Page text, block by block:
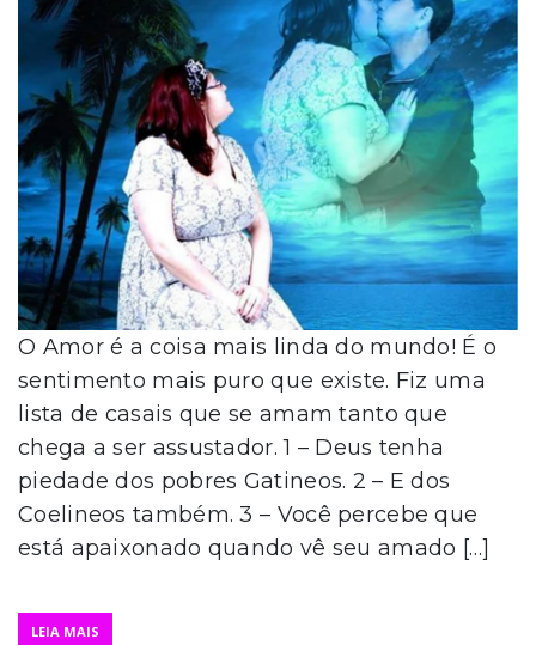
O Amor é a coisa mais linda do mundo! É o
sentimento mais puro que existe. Fiz uma
lista de casais que se amam tanto que
chega a ser assustador. 1 – Deus tenha
piedade dos pobres Gatineos. 2 – E dos
Coelineos também. 3 – Você percebe que
está apaixonado quando vê seu amado […]
LEIA MAIS